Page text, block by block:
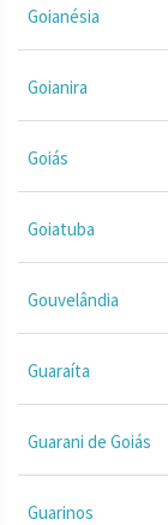
Goianésia
Goianira
Goiás
Goiatuba
Gouvelândia
Guaraíta
Guarani de Goiás
Guarinos